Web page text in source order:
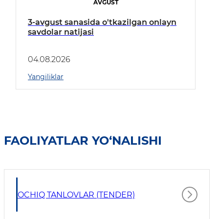
AVGUST
3-avgust sanasida o'tkazilgan onlayn
savdolar natijasi
04.08.2026
Yangiliklar
FAOLIYATLAR YO‘NALISHI
OCHIQ TANLOVLAR (TENDER)